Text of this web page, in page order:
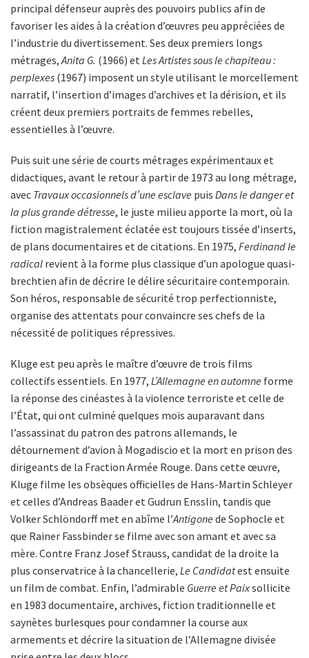
principal défenseur auprès des pouvoirs publics afin de
favoriser les aides à la création d’œuvres peu appréciées de
l’industrie du divertissement. Ses deux premiers longs
métrages, Anita G. (1966) et Les Artistes sous le chapiteau :
perplexes (1967) imposent un style utilisant le morcellement
narratif, l’insertion d’images d’archives et la dérision, et ils
créent deux premiers portraits de femmes rebelles,
essentielles à l’œuvre.
Puis suit une série de courts métrages expérimentaux et
didactiques, avant le retour à partir de 1973 au long métrage,
avec Travaux occasionnels d’une esclave puis Dans le danger et
la plus grande détresse, le juste milieu apporte la mort, où la
fiction magistralement éclatée est toujours tissée d’inserts,
de plans documentaires et de citations. En 1975, Ferdinand le
radical revient à la forme plus classique d’un apologue quasi-
brechtien afin de décrire le délire sécuritaire contemporain.
Son héros, responsable de sécurité trop perfectionniste,
organise des attentats pour convaincre ses chefs de la
nécessité de politiques répressives.
Kluge est peu après le maître d’œuvre de trois films
collectifs essentiels. En 1977, L’Allemagne en automne forme
la réponse des cinéastes à la violence terroriste et celle de
l’État, qui ont culminé quelques mois auparavant dans
l’assassinat du patron des patrons allemands, le
détournement d’avion à Mogadiscio et la mort en prison des
dirigeants de la Fraction Armée Rouge. Dans cette œuvre,
Kluge filme les obsèques officielles de Hans-Martin Schleyer
et celles d’Andreas Baader et Gudrun Ensslin, tandis que
Volker Schlöndorff met en abîme l’Antigone de Sophocle et
que Rainer Fassbinder se filme avec son amant et avec sa
mère. Contre Franz Josef Strauss, candidat de la droite la
plus conservatrice à la chancellerie, Le Candidatest ensuite
un film de combat. Enfin, l’admirable Guerre et Paixsollicite
en 1983 documentaire, archives, fiction traditionnelle et
saynètes burlesques pour condamner la course aux
armements et décrire la situation de l’Allemagne divisée